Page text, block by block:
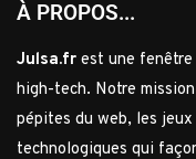
À PROPOS...
Julsa.fr est une fenêtre
high-tech. Notre
pépites du web, les
technologiques qui